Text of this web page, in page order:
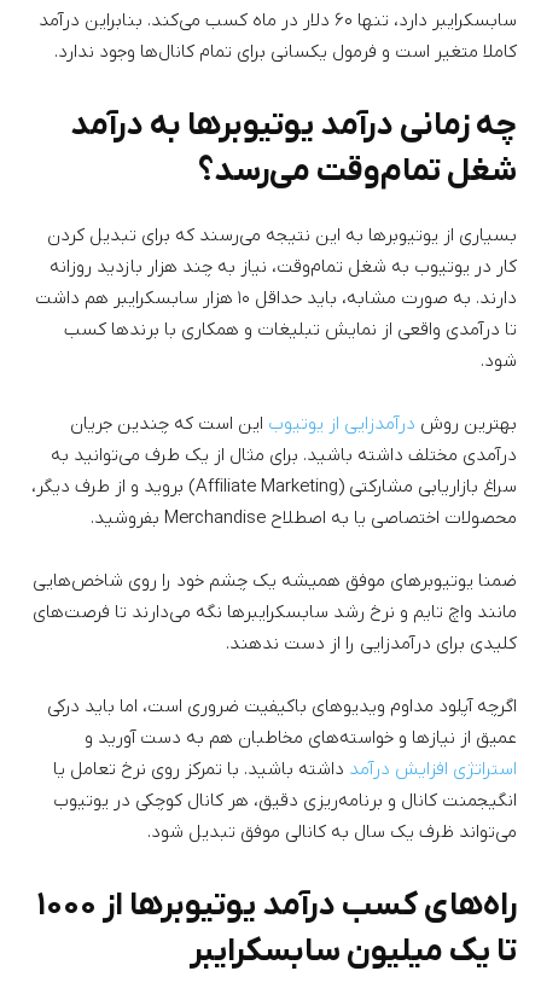
سابسکرایبر دارد، تنها ۶۰ دلار در ماه کسب می‌کند. بنابراین درآمد
کاملا متغیر است و فرمول یکسانی برای تمام کانال‌ها وجود ندارد.
چه زمانی درآمد یوتیوبرها به درآمد
شغل تمام‌وقت می‌رسد؟
بسیاری از یوتیوبرها به این نتیجه می‌رسند که برای تبدیل کردن
کار در یوتیوب به شغل تمام‌وقت، نیاز به چند هزار بازدید روزانه
دارند. به صورت مشابه، باید حداقل ۱۰ هزار سابسکرایبر هم داشت
تا درآمدی واقعی از نمایش تبلیغات و همکاری با برندها کسب
شود.
بهترین روش درآمدزایی از یوتیوب این است که چندین جریان
درآمدی مختلف داشته باشید. برای مثال از یک طرف می‌توانید به
سراغ بازاریابی مشارکتی (Affiliate Marketing) بروید و از طرف دیگر،
محصولات اختصاصی یا به اصطلاح Merchandise بفروشید.
ضمنا یوتیوبرهای موفق همیشه یک چشم خود را روی شاخص‌هایی
مانند واچ تایم و نرخ رشد سابسکرایبرها نگه می‌دارند تا فرصت‌های
کلیدی برای درآمدزایی را از دست ندهند.
اگرچه آپلود مداوم ویدیوهای باکیفیت ضروری است، اما باید درکی
عمیق از نیازها و خواسته‌های مخاطبان هم به دست آورید و
استراتژی افزایش درآمد داشته باشید. با تمرکز روی نرخ تعامل یا
انگیجمنت کانال و برنامه‌ریزی دقیق، هر کانال کوچکی در یوتیوب
می‌تواند ظرف یک سال به کانالی موفق تبدیل شود.
راه‌های کسب درآمد یوتیوبرها از ۱۰۰۰
تا یک میلیون سابسکرایبر